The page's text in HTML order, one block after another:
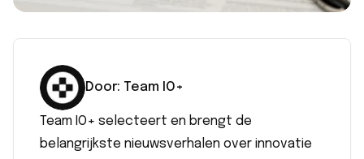
Door: Team IO+
Team IO+ selecteert en brengt de
belangrijkste nieuwsverhalen over innovatie